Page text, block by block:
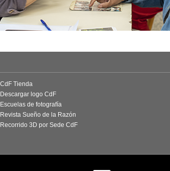
CdF Tienda
Descargar logo CdF
Escuelas de fotografía
Revista Sueño de la Razón
Recorrido 3D por Sede CdF